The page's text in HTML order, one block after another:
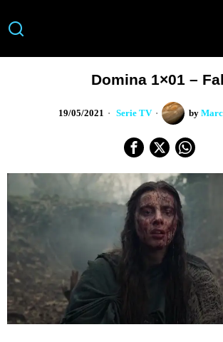
Domina 1×01 –
19/05/2021 Serie TV by